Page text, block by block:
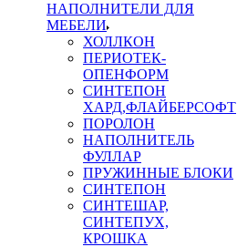
НАПОЛНИТЕЛИ ДЛЯ
МЕБЕЛИ
ХОЛЛКОН
ПЕРИОТЕК-
ОПЕНФОРМ
СИНТЕПОН
ХАРД,ФЛАЙБЕРСОФТ
ПОРОЛОН
НАПОЛНИТЕЛЬ
ФУЛЛАР
ПРУЖИННЫЕ БЛОКИ
СИНТЕПОН
СИНТЕШАР,
СИНТЕПУХ,
КРОШКА